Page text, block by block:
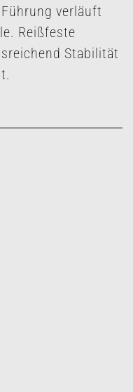
verläuft
Reißfeste
Stabilität